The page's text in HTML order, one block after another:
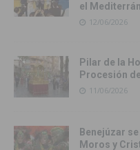
el
12/06/2026
Pilar de la
Procesión
11/06/2026
Benejúzar
Moros y